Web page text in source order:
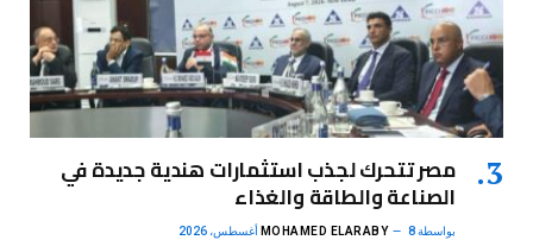
مصر تتحرك لجذب استثمارات هندية جديدة في
الصناعة والطاقة والغذاء
بواسطة MOHAMED ELARABY 8 أغسطس، 2026